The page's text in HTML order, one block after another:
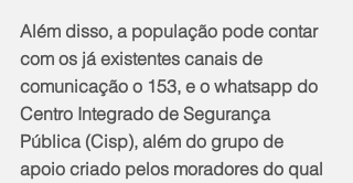
Além disso, a população pode contar
com os já existentes canais de
comunicação o 153, e o whatsapp do
Centro Integrado de Segurança
Pública (Cisp), além do grupo de
apoio criado pelos moradores do qual